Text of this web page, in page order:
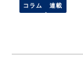
コラム 連載